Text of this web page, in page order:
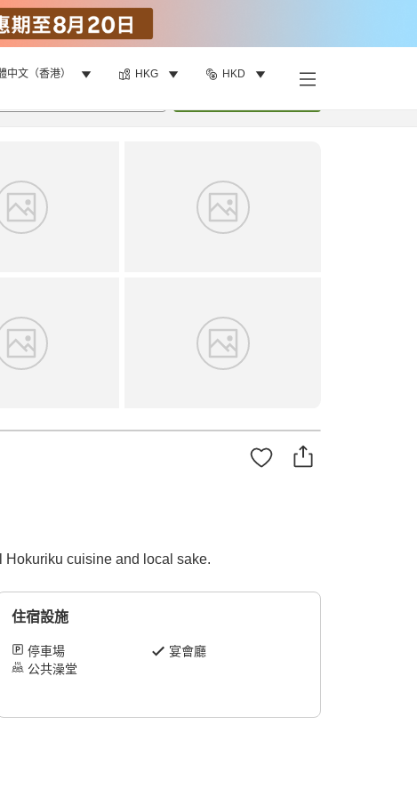
中文（香港） HKG HKD
Hokuriku cuisine and local sake.
住宿設施
停車場
宴會廳
公共澡堂